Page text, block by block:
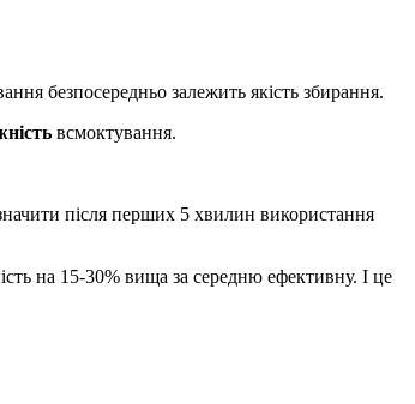
безпосередньо залежить якість збирання.
всмоктування.
після перших 5 хвилин використання
на 15-30% вища за середню ефективну. І це